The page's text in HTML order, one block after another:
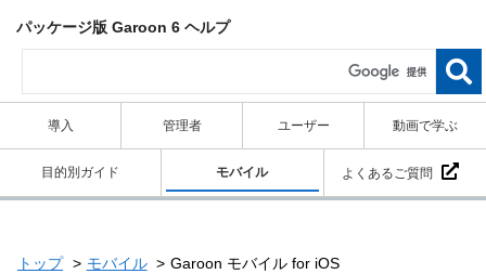
パッケージ版 Garoon 6 ヘルプ
導入 管理者 ユーザー 動画で学ぶ
目的別ガイド モバイル よくあるご質問
トップ モバイル Garoon モバイル for iOS